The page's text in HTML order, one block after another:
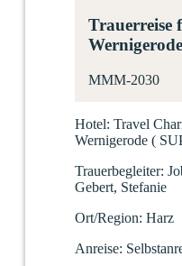
Trauerreise
MMM-2030
Hotel: Travel
Wernigerode (
Trauerbegleiter:
Gebert, Stefanie
Ort/Region: Harz
Anreise: